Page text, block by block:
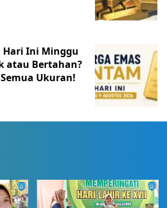
Hari Ini Minggu
atau Bertahan?
Ukuran!